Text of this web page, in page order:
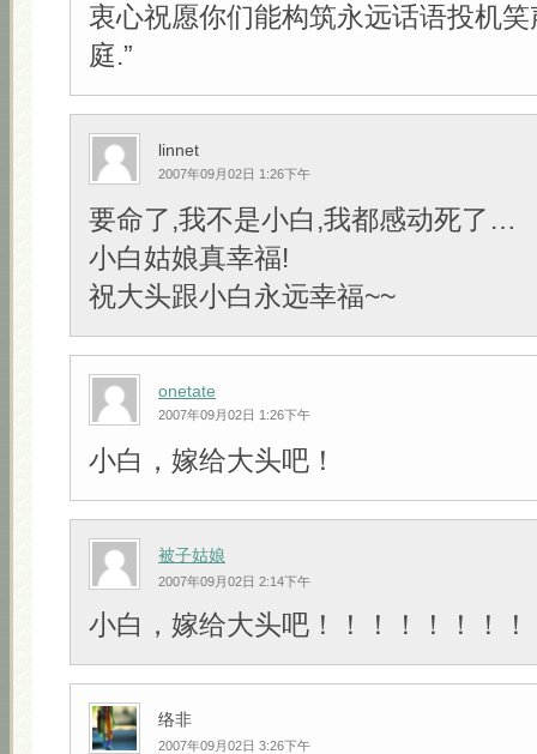
衷心祝愿你们能构筑永远话语投机
庭.”
linnet
2007年09月02日 1:26下午
要命了,我不是小白,我都感动死了…
小白姑娘真幸福!
祝大头跟小白永远幸福~~
onetate
2007年09月02日 1:26下午
小白，嫁给大头吧！
被子姑娘
2007年09月02日 2:14下午
小白，嫁给大头吧！！！！！！！！
络非
2007年09月02日 3:26下午